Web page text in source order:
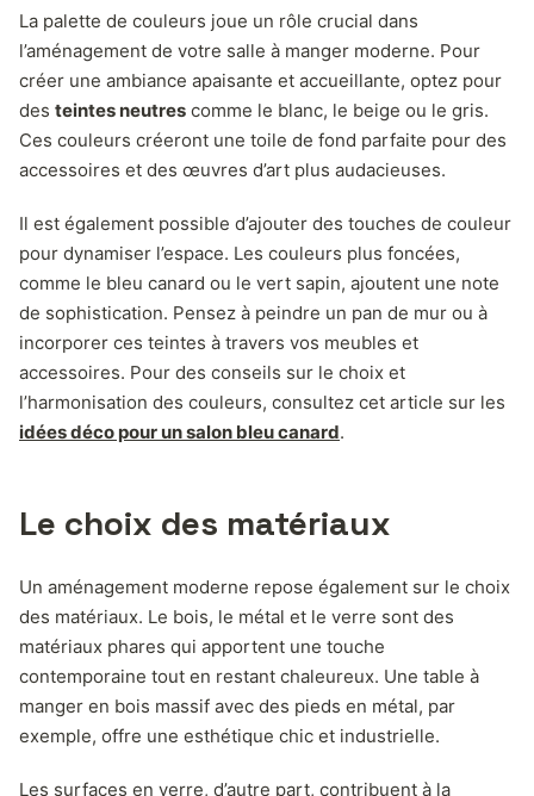
La palette de couleurs joue un rôle crucial dans
l’aménagement de votre salle à manger moderne. Pour
créer une ambiance apaisante et accueillante, optez pour
des teintes neutres comme le blanc, le beige ou le gris.
Ces couleurs créeront une toile de fond parfaite pour des
accessoires et des œuvres d’art plus audacieuses.
Il est également possible d’ajouter des touches de couleur
pour dynamiser l’espace. Les couleurs plus foncées,
comme le bleu canard ou le vert sapin, ajoutent une note
de sophistication. Pensez à peindre un pan de mur ou à
incorporer ces teintes à travers vos meubles et
accessoires. Pour des conseils sur le choix et
l’harmonisation des couleurs, consultez cet article sur les
idées déco pour un salon bleu canard.
Le choix des matériaux
Un aménagement moderne repose également sur le choix
des matériaux. Le bois, le métal et le verre sont des
matériaux phares qui apportent une touche
contemporaine tout en restant chaleureux. Une table à
manger en bois massif avec des pieds en métal, par
exemple, offre une esthétique chic et industrielle.
Les surfaces en verre, d’autre part, contribuent à la